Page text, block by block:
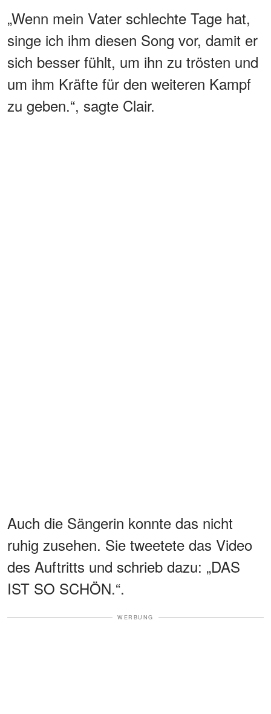
„Wenn mein Vater schlechte Tage hat,
singe ich ihm diesen Song vor, damit er
sich besser fühlt, um ihn zu trösten und
um ihm Kräfte für den weiteren Kampf
zu geben.“, sagte Clair.
Auch die Sängerin konnte das nicht
ruhig zusehen. Sie tweetete das Video
des Auftritts und schrieb dazu: „DAS
IST SO SCHÖN.“.
WERBUNG